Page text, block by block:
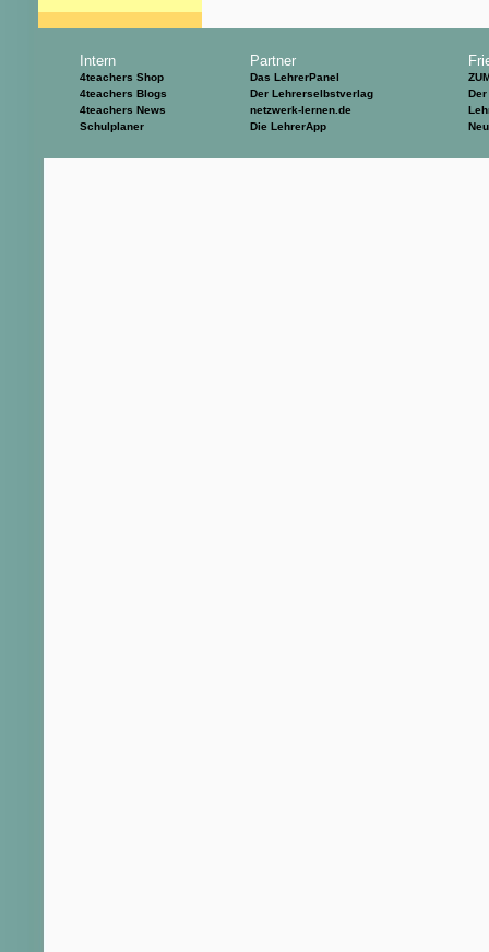
Intern
4teachers Shop
4teachers Blogs
4teachers News
Schulplaner
Partner
Das LehrerPanel
Der Lehrerselbstverlag
netzwerk-lernen.de
Die LehrerApp